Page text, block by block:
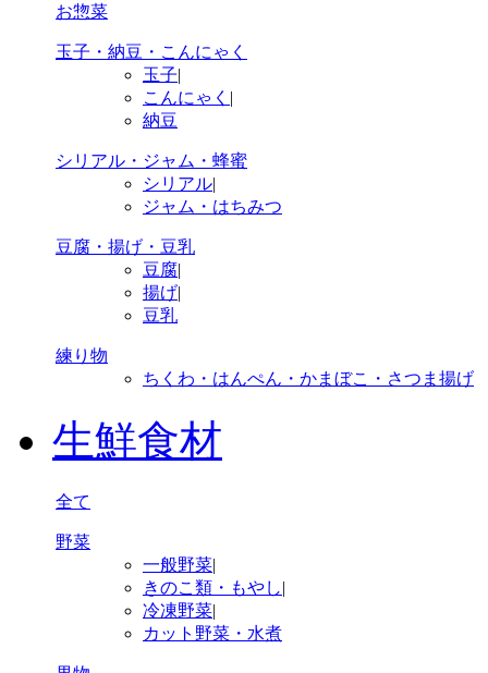
お惣菜
玉子・納豆・こんにゃく
玉子|
こんにゃく |
納豆
シリアル・ジャム・蜂蜜
シリアル|
ジャム・はちみつ
豆腐・揚げ・豆乳
豆腐|
揚げ|
豆乳
練り物
ちくわ・はんぺん・かまぼこ・さつま揚げ
生鮮食材
全て
野菜
一般野菜|
きのこ類・もやし|
冷凍野菜|
カット野菜・水煮